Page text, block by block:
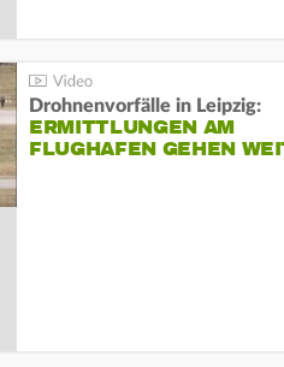
Drohnenvorfälle in Leipzig:
ERMITTLUNGEN AM
FLUGHAFEN GEHEN